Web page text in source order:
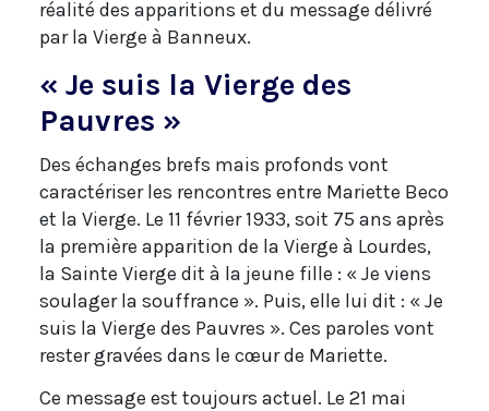
réalité des apparitions et du message délivré
par la Vierge à Banneux.
« Je suis la Vierge des
Pauvres »
Des échanges brefs mais profonds vont
caractériser les rencontres entre Mariette Beco
et la Vierge. Le 11 février 1933, soit 75 ans après
la première apparition de la Vierge à Lourdes,
la Sainte Vierge dit à la jeune fille : « Je viens
soulager la souffrance ». Puis, elle lui dit : « Je
suis la Vierge des Pauvres ». Ces paroles vont
rester gravées dans le cœur de Mariette.
Ce message est toujours actuel. Le 21 mai